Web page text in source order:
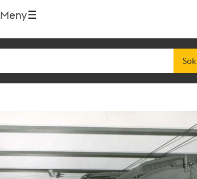
Meny
Sök